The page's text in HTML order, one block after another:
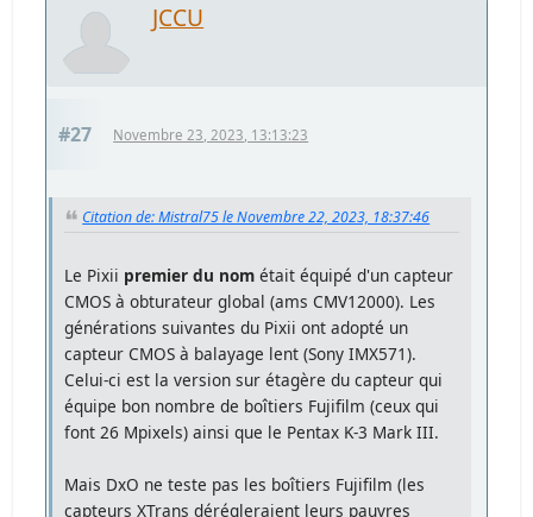
JCCU
#27 Novembre 23, 2023, 13:13:23
Citation de: Mistral75 le Novembre 22, 2023, 18:37:46
Le Pixii premier du nom était équipé d'un capteur
CMOS à obturateur global (ams CMV12000). Les
générations suivantes du Pixii ont adopté un
capteur CMOS à balayage lent (Sony IMX571).
Celui-ci est la version sur étagère du capteur qui
équipe bon nombre de boîtiers Fujifilm (ceux qui
font 26 Mpixels) ainsi que le Pentax K-3 Mark III.
Mais DxO ne teste pas les boîtiers Fujifilm (les
capteurs XTrans dérégleraient leurs pauvres